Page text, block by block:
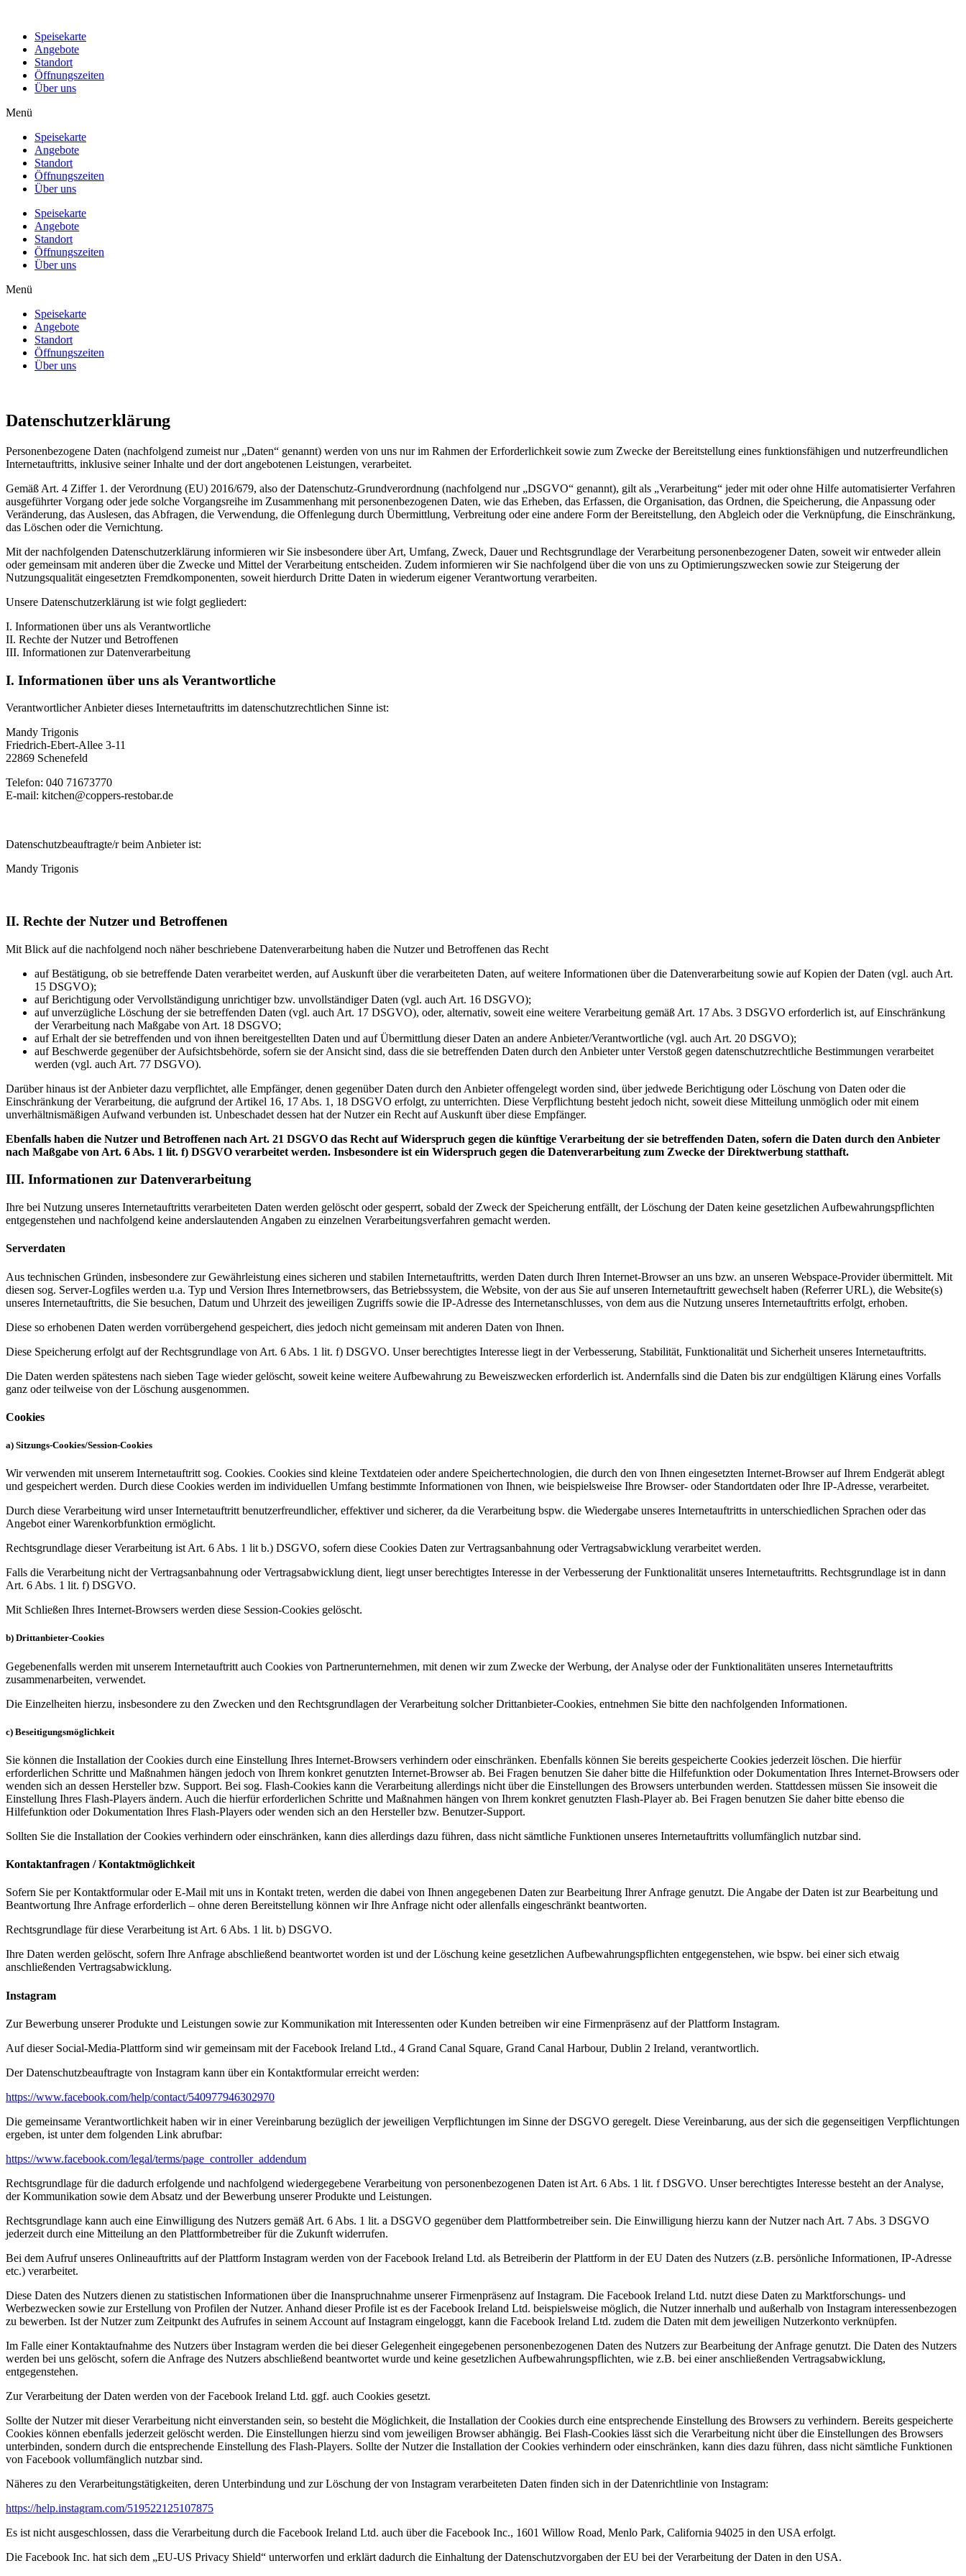
Speisekarte
Angebote
Standort
Öffnungszeiten
Über uns
Menü
Speisekarte
Angebote
Standort
Öffnungszeiten
Über uns
Speisekarte
Angebote
Standort
Öffnungszeiten
Über uns
Menü
Speisekarte
Angebote
Standort
Öffnungszeiten
Über uns
Datenschutzerklärung
Personenbezogene Daten (nachfolgend zumeist nur „Daten“ genannt) werden von uns nur im Rahmen der Erforderlichkeit sowie zum Zwecke der Bereitstellung eines funktionsfähigen und nutzerfreundlichen
Internetauftritts, inklusive seiner Inhalte und der dort angebotenen Leistungen, verarbeitet.
Gemäß Art. 4 Ziffer 1. der Verordnung (EU) 2016/679, also der Datenschutz-Grundverordnung (nachfolgend nur „DSGVO“ genannt), gilt als „Verarbeitung“ jeder mit oder ohne Hilfe automatisierter Verfahren
ausgeführter Vorgang oder jede solche Vorgangsreihe im Zusammenhang mit personenbezogenen Daten, wie das Erheben, das Erfassen, die Organisation, das Ordnen, die Speicherung, die Anpassung oder
Veränderung, das Auslesen, das Abfragen, die Verwendung, die Offenlegung durch Übermittlung, Verbreitung oder eine andere Form der Bereitstellung, den Abgleich oder die Verknüpfung, die Einschränkung,
das Löschen oder die Vernichtung.
Mit der nachfolgenden Datenschutzerklärung informieren wir Sie insbesondere über Art, Umfang, Zweck, Dauer und Rechtsgrundlage der Verarbeitung personenbezogener Daten, soweit wir entweder allein
oder gemeinsam mit anderen über die Zwecke und Mittel der Verarbeitung entscheiden. Zudem informieren wir Sie nachfolgend über die von uns zu Optimierungszwecken sowie zur Steigerung der
Nutzungsqualität eingesetzten Fremdkomponenten, soweit hierdurch Dritte Daten in wiederum eigener Verantwortung verarbeiten.
Unsere Datenschutzerklärung ist wie folgt gegliedert:
I. Informationen über uns als Verantwortliche
II. Rechte der Nutzer und Betroffenen
III. Informationen zur Datenverarbeitung
I. Informationen über uns als Verantwortliche
Verantwortlicher Anbieter dieses Internetauftritts im datenschutzrechtlichen Sinne ist:
Mandy Trigonis
Friedrich-Ebert-Allee 3-11
22869 Schenefeld
Telefon: 040 71673770
E-mail: kitchen@coppers-restobar.de
Datenschutzbeauftragte/r beim Anbieter ist:
Mandy Trigonis
II. Rechte der Nutzer und Betroffenen
Mit Blick auf die nachfolgend noch näher beschriebene Datenverarbeitung haben die Nutzer und Betroffenen das Recht
auf Bestätigung, ob sie betreffende Daten verarbeitet werden, auf Auskunft über die verarbeiteten Daten, auf weitere Informationen über die Datenverarbeitung sowie auf Kopien der Daten (vgl. auch Art.
15 DSGVO);
auf Berichtigung oder Vervollständigung unrichtiger bzw. unvollständiger Daten (vgl. auch Art. 16 DSGVO);
auf unverzügliche Löschung der sie betreffenden Daten (vgl. auch Art. 17 DSGVO), oder, alternativ, soweit eine weitere Verarbeitung gemäß Art. 17 Abs. 3 DSGVO erforderlich ist, auf Einschränkung
der Verarbeitung nach Maßgabe von Art. 18 DSGVO;
auf Erhalt der sie betreffenden und von ihnen bereitgestellten Daten und auf Übermittlung dieser Daten an andere Anbieter/Verantwortliche (vgl. auch Art. 20 DSGVO);
auf Beschwerde gegenüber der Aufsichtsbehörde, sofern sie der Ansicht sind, dass die sie betreffenden Daten durch den Anbieter unter Verstoß gegen datenschutzrechtliche Bestimmungen verarbeitet
werden (vgl. auch Art. 77 DSGVO).
Darüber hinaus ist der Anbieter dazu verpflichtet, alle Empfänger, denen gegenüber Daten durch den Anbieter offengelegt worden sind, über jedwede Berichtigung oder Löschung von Daten oder die
Einschränkung der Verarbeitung, die aufgrund der Artikel 16, 17 Abs. 1, 18 DSGVO erfolgt, zu unterrichten. Diese Verpflichtung besteht jedoch nicht, soweit diese Mitteilung unmöglich oder mit einem
unverhältnismäßigen Aufwand verbunden ist. Unbeschadet dessen hat der Nutzer ein Recht auf Auskunft über diese Empfänger.
Ebenfalls haben die Nutzer und Betroffenen nach Art. 21 DSGVO das Recht auf Widerspruch gegen die künftige Verarbeitung der sie betreffenden Daten, sofern die Daten durch den Anbieter
nach Maßgabe von Art. 6 Abs. 1 lit. f) DSGVO verarbeitet werden. Insbesondere ist ein Widerspruch gegen die Datenverarbeitung zum Zwecke der Direktwerbung statthaft.
III. Informationen zur Datenverarbeitung
Ihre bei Nutzung unseres Internetauftritts verarbeiteten Daten werden gelöscht oder gesperrt, sobald der Zweck der Speicherung entfällt, der Löschung der Daten keine gesetzlichen Aufbewahrungspflichten
entgegenstehen und nachfolgend keine anderslautenden Angaben zu einzelnen Verarbeitungsverfahren gemacht werden.
Serverdaten
Aus technischen Gründen, insbesondere zur Gewährleistung eines sicheren und stabilen Internetauftritts, werden Daten durch Ihren Internet-Browser an uns bzw. an unseren Webspace-Provider übermittelt. Mit
diesen sog. Server-Logfiles werden u.a. Typ und Version Ihres Internetbrowsers, das Betriebssystem, die Website, von der aus Sie auf unseren Internetauftritt gewechselt haben (Referrer URL), die Website(s)
unseres Internetauftritts, die Sie besuchen, Datum und Uhrzeit des jeweiligen Zugriffs sowie die IP-Adresse des Internetanschlusses, von dem aus die Nutzung unseres Internetauftritts erfolgt, erhoben.
Diese so erhobenen Daten werden vorrübergehend gespeichert, dies jedoch nicht gemeinsam mit anderen Daten von Ihnen.
Diese Speicherung erfolgt auf der Rechtsgrundlage von Art. 6 Abs. 1 lit. f) DSGVO. Unser berechtigtes Interesse liegt in der Verbesserung, Stabilität, Funktionalität und Sicherheit unseres Internetauftritts.
Die Daten werden spätestens nach sieben Tage wieder gelöscht, soweit keine weitere Aufbewahrung zu Beweiszwecken erforderlich ist. Andernfalls sind die Daten bis zur endgültigen Klärung eines Vorfalls
ganz oder teilweise von der Löschung ausgenommen.
Cookies
a) Sitzungs-Cookies/Session-Cookies
Wir verwenden mit unserem Internetauftritt sog. Cookies. Cookies sind kleine Textdateien oder andere Speichertechnologien, die durch den von Ihnen eingesetzten Internet-Browser auf Ihrem Endgerät ablegt
und gespeichert werden. Durch diese Cookies werden im individuellen Umfang bestimmte Informationen von Ihnen, wie beispielsweise Ihre Browser- oder Standortdaten oder Ihre IP-Adresse, verarbeitet.
Durch diese Verarbeitung wird unser Internetauftritt benutzerfreundlicher, effektiver und sicherer, da die Verarbeitung bspw. die Wiedergabe unseres Internetauftritts in unterschiedlichen Sprachen oder das
Angebot einer Warenkorbfunktion ermöglicht.
Rechtsgrundlage dieser Verarbeitung ist Art. 6 Abs. 1 lit b.) DSGVO, sofern diese Cookies Daten zur Vertragsanbahnung oder Vertragsabwicklung verarbeitet werden.
Falls die Verarbeitung nicht der Vertragsanbahnung oder Vertragsabwicklung dient, liegt unser berechtigtes Interesse in der Verbesserung der Funktionalität unseres Internetauftritts. Rechtsgrundlage ist in dann
Art. 6 Abs. 1 lit. f) DSGVO.
Mit Schließen Ihres Internet-Browsers werden diese Session-Cookies gelöscht.
b) Drittanbieter-Cookies
Gegebenenfalls werden mit unserem Internetauftritt auch Cookies von Partnerunternehmen, mit denen wir zum Zwecke der Werbung, der Analyse oder der Funktionalitäten unseres Internetauftritts
zusammenarbeiten, verwendet.
Die Einzelheiten hierzu, insbesondere zu den Zwecken und den Rechtsgrundlagen der Verarbeitung solcher Drittanbieter-Cookies, entnehmen Sie bitte den nachfolgenden Informationen.
c) Beseitigungsmöglichkeit
Sie können die Installation der Cookies durch eine Einstellung Ihres Internet-Browsers verhindern oder einschränken. Ebenfalls können Sie bereits gespeicherte Cookies jederzeit löschen. Die hierfür
erforderlichen Schritte und Maßnahmen hängen jedoch von Ihrem konkret genutzten Internet-Browser ab. Bei Fragen benutzen Sie daher bitte die Hilfefunktion oder Dokumentation Ihres Internet-Browsers oder
wenden sich an dessen Hersteller bzw. Support. Bei sog. Flash-Cookies kann die Verarbeitung allerdings nicht über die Einstellungen des Browsers unterbunden werden. Stattdessen müssen Sie insoweit die
Einstellung Ihres Flash-Players ändern. Auch die hierfür erforderlichen Schritte und Maßnahmen hängen von Ihrem konkret genutzten Flash-Player ab. Bei Fragen benutzen Sie daher bitte ebenso die
Hilfefunktion oder Dokumentation Ihres Flash-Players oder wenden sich an den Hersteller bzw. Benutzer-Support.
Sollten Sie die Installation der Cookies verhindern oder einschränken, kann dies allerdings dazu führen, dass nicht sämtliche Funktionen unseres Internetauftritts vollumfänglich nutzbar sind.
Kontaktanfragen / Kontaktmöglichkeit
Sofern Sie per Kontaktformular oder E-Mail mit uns in Kontakt treten, werden die dabei von Ihnen angegebenen Daten zur Bearbeitung Ihrer Anfrage genutzt. Die Angabe der Daten ist zur Bearbeitung und
Beantwortung Ihre Anfrage erforderlich – ohne deren Bereitstellung können wir Ihre Anfrage nicht oder allenfalls eingeschränkt beantworten.
Rechtsgrundlage für diese Verarbeitung ist Art. 6 Abs. 1 lit. b) DSGVO.
Ihre Daten werden gelöscht, sofern Ihre Anfrage abschließend beantwortet worden ist und der Löschung keine gesetzlichen Aufbewahrungspflichten entgegenstehen, wie bspw. bei einer sich etwaig
anschließenden Vertragsabwicklung.
Instagram
Zur Bewerbung unserer Produkte und Leistungen sowie zur Kommunikation mit Interessenten oder Kunden betreiben wir eine Firmenpräsenz auf der Plattform Instagram.
Auf dieser Social-Media-Plattform sind wir gemeinsam mit der Facebook Ireland Ltd., 4 Grand Canal Square, Grand Canal Harbour, Dublin 2 Ireland, verantwortlich.
Der Datenschutzbeauftragte von Instagram kann über ein Kontaktformular erreicht werden:
https://www.facebook.com/help/contact/540977946302970
Die gemeinsame Verantwortlichkeit haben wir in einer Vereinbarung bezüglich der jeweiligen Verpflichtungen im Sinne der DSGVO geregelt. Diese Vereinbarung, aus der sich die gegenseitigen Verpflichtungen
ergeben, ist unter dem folgenden Link abrufbar:
https://www.facebook.com/legal/terms/page_controller_addendum
Rechtsgrundlage für die dadurch erfolgende und nachfolgend wiedergegebene Verarbeitung von personenbezogenen Daten ist Art. 6 Abs. 1 lit. f DSGVO. Unser berechtigtes Interesse besteht an der Analyse,
der Kommunikation sowie dem Absatz und der Bewerbung unserer Produkte und Leistungen.
Rechtsgrundlage kann auch eine Einwilligung des Nutzers gemäß Art. 6 Abs. 1 lit. a DSGVO gegenüber dem Plattformbetreiber sein. Die Einwilligung hierzu kann der Nutzer nach Art. 7 Abs. 3 DSGVO
jederzeit durch eine Mitteilung an den Plattformbetreiber für die Zukunft widerrufen.
Bei dem Aufruf unseres Onlineauftritts auf der Plattform Instagram werden von der Facebook Ireland Ltd. als Betreiberin der Plattform in der EU Daten des Nutzers (z.B. persönliche Informationen, IP-Adresse
etc.) verarbeitet.
Diese Daten des Nutzers dienen zu statistischen Informationen über die Inanspruchnahme unserer Firmenpräsenz auf Instagram. Die Facebook Ireland Ltd. nutzt diese Daten zu Marktforschungs- und
Werbezwecken sowie zur Erstellung von Profilen der Nutzer. Anhand dieser Profile ist es der Facebook Ireland Ltd. beispielsweise möglich, die Nutzer innerhalb und außerhalb von Instagram interessenbezogen
zu bewerben. Ist der Nutzer zum Zeitpunkt des Aufrufes in seinem Account auf Instagram eingeloggt, kann die Facebook Ireland Ltd. zudem die Daten mit dem jeweiligen Nutzerkonto verknüpfen.
Im Falle einer Kontaktaufnahme des Nutzers über Instagram werden die bei dieser Gelegenheit eingegebenen personenbezogenen Daten des Nutzers zur Bearbeitung der Anfrage genutzt. Die Daten des Nutzers
werden bei uns gelöscht, sofern die Anfrage des Nutzers abschließend beantwortet wurde und keine gesetzlichen Aufbewahrungspflichten, wie z.B. bei einer anschließenden Vertragsabwicklung,
entgegenstehen.
Zur Verarbeitung der Daten werden von der Facebook Ireland Ltd. ggf. auch Cookies gesetzt.
Sollte der Nutzer mit dieser Verarbeitung nicht einverstanden sein, so besteht die Möglichkeit, die Installation der Cookies durch eine entsprechende Einstellung des Browsers zu verhindern. Bereits gespeicherte
Cookies können ebenfalls jederzeit gelöscht werden. Die Einstellungen hierzu sind vom jeweiligen Browser abhängig. Bei Flash-Cookies lässt sich die Verarbeitung nicht über die Einstellungen des Browsers
unterbinden, sondern durch die entsprechende Einstellung des Flash-Players. Sollte der Nutzer die Installation der Cookies verhindern oder einschränken, kann dies dazu führen, dass nicht sämtliche Funktionen
von Facebook vollumfänglich nutzbar sind.
Näheres zu den Verarbeitungstätigkeiten, deren Unterbindung und zur Löschung der von Instagram verarbeiteten Daten finden sich in der Datenrichtlinie von Instagram:
https://help.instagram.com/519522125107875
Es ist nicht ausgeschlossen, dass die Verarbeitung durch die Facebook Ireland Ltd. auch über die Facebook Inc., 1601 Willow Road, Menlo Park, California 94025 in den USA erfolgt.
Die Facebook Inc. hat sich dem „EU-US Privacy Shield“ unterworfen und erklärt dadurch die Einhaltung der Datenschutzvorgaben der EU bei der Verarbeitung der Daten in den USA.